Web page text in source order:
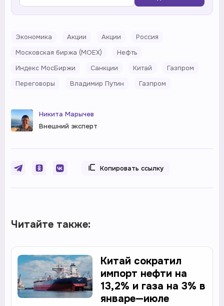
Экономика Акции Акции
Россия
Московская биржа (MOEX)
Нефть
Индекс МосБиржи
Санкции Китай
Газпром
Переговоры
Владимир Путин Газпром
Никита Марычев
Внешний эксперт
Копировать ссылку
Читайте также:
Китай сократил
импорт нефти на
13,2% и газа на 3% в
январе—июле